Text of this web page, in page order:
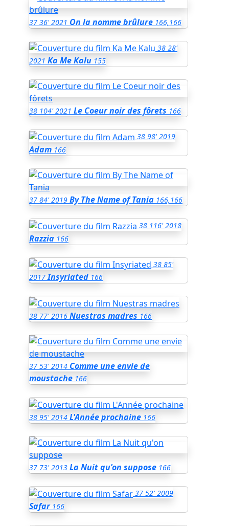
37 36' 2021 On la nomme brûlure 166,166
38 28'
2021 Ka Me Kalu 155
38 104' 2021 Le Coeur noir des fôrets 166
38 98' 2019
Adam 166
37 84' 2019 By The Name of Tania 166,166
38 116' 2018
Razzia 166
38 85'
2017 Insyriated 166
38 77' 2016 Nuestras madres 166
37 53' 2014 Comme une envie de
moustache 166
38 95' 2014 L'Année prochaine 166
37 73' 2013 La Nuit qu'on suppose 166
37 52' 2009
Safar 166